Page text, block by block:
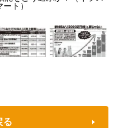
ト）
る